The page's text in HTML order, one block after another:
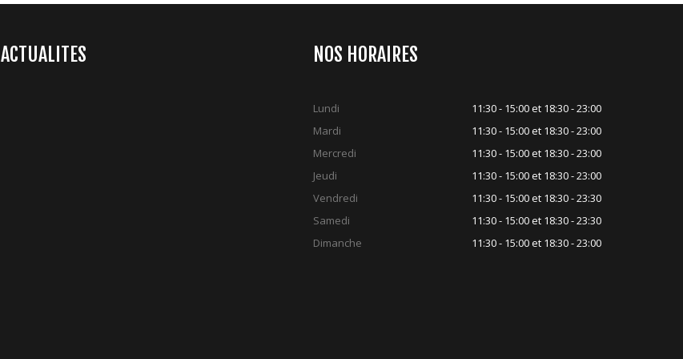
ACTUALITES NOS HORAIRES
Lundi
11:30 - 15:00 et 18:30 - 23:00
Mardi
11:30 - 15:00 et 18:30 - 23:00
Mercredi
11:30 - 15:00 et 18:30 - 23:00
Jeudi
11:30 - 15:00 et 18:30 - 23:00
Vendredi
11:30 - 15:00 et 18:30 - 23:30
Samedi
11:30 - 15:00 et 18:30 - 23:30
Dimanche
11:30 - 15:00 et 18:30 - 23:00